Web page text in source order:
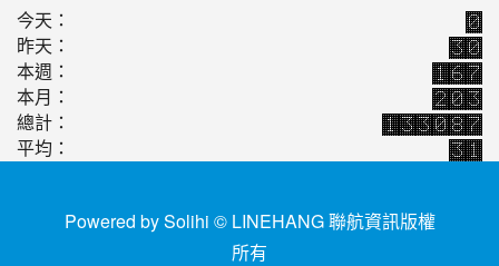
2016-04-08
2016-02-22
2015-01-29
今天：
昨天：
本週：
本月：
總計：
平均：
Powered by Solihi © LINEHANG聯航資訊版權
所有